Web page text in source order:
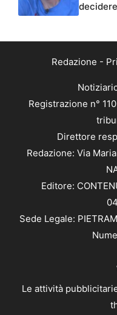
Redazione -
Registrazione n°
Direttore
Redazione: Via
Editore:
Sede Legale:
Le attività